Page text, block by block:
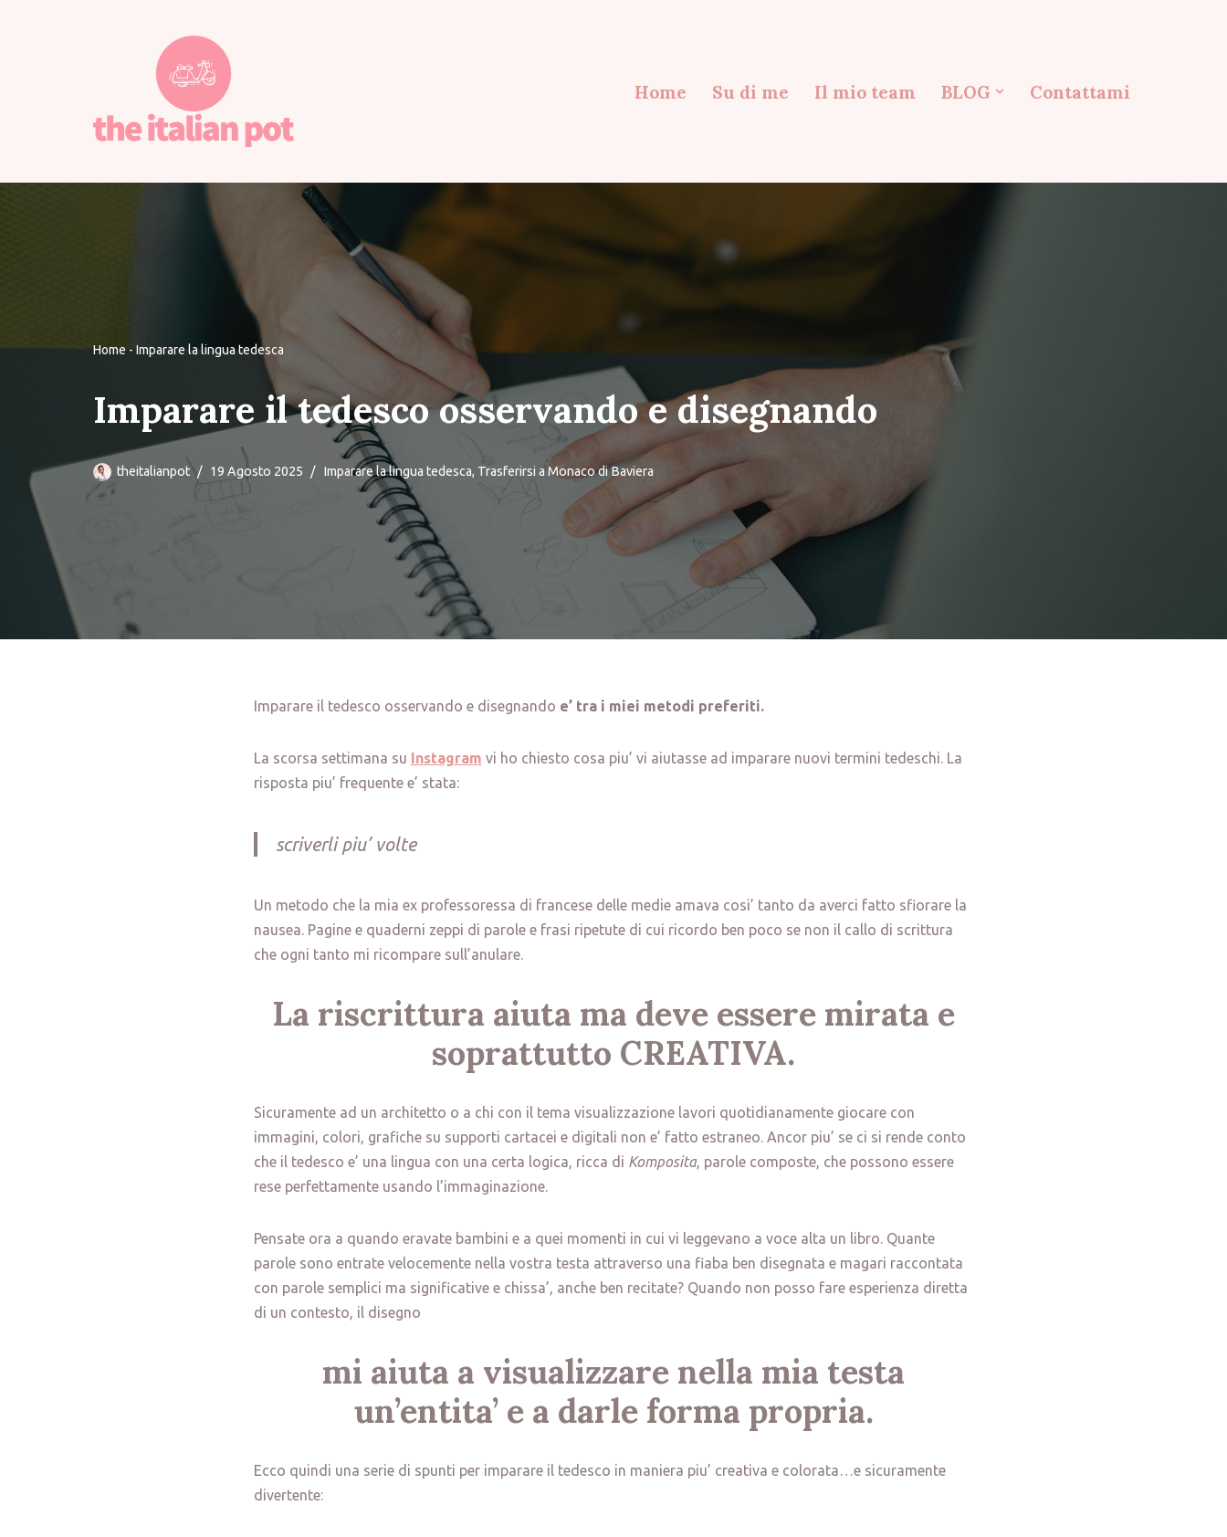
Home Su di me Il mio team BLOG Contattami
Home - Imparare la lingua tedesca
Imparare il tedesco osservando e disegnando
theitalianpot 19 Agosto 2025 Imparare la lingua tedesca, Trasferirsi a Monaco di Baviera
Imparare il tedesco osservando e disegnando e’ tra i miei metodi preferiti.
La scorsa settimana su Instagram vi ho chiesto cosa piu’ vi aiutasse ad imparare nuovi termini tedeschi. La
risposta piu’ frequente e’ stata:
scriverli piu’ volte
Un metodo che la mia ex professoressa di francese delle medie amava cosi’ tanto da averci fatto sfiorare la
nausea. Pagine e quaderni zeppi di parole e frasi ripetute di cui ricordo ben poco se non il callo di scrittura
che ogni tanto mi ricompare sull’anulare.
La riscrittura aiuta ma deve essere mirata e
soprattutto CREATIVA.
Sicuramente ad un architetto o a chi con il tema visualizzazione lavori quotidianamente giocare con
immagini, colori, grafiche su supporti cartacei e digitali non e’ fatto estraneo. Ancor piu’ se ci si rende conto
che il tedesco e’ una lingua con una certa logica, ricca di Komposita, parole composte, che possono essere
rese perfettamente usando l’immaginazione.
Pensate ora a quando eravate bambini e a quei momenti in cui vi leggevano a voce alta un libro. Quante
parole sono entrate velocemente nella vostra testa attraverso una fiaba ben disegnata e magari raccontata
con parole semplici ma significative e chissa’, anche ben recitate? Quando non posso fare esperienza diretta
di un contesto, il disegno
mi aiuta a visualizzare nella mia testa
un’entita’ e a darle forma propria.
Ecco quindi una serie di spunti per imparare il tedesco in maniera piu’ creativa e colorata…e sicuramente
divertente: